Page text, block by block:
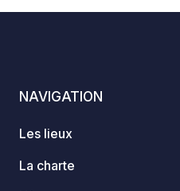
NAVIGATION
Les lieux
La charte